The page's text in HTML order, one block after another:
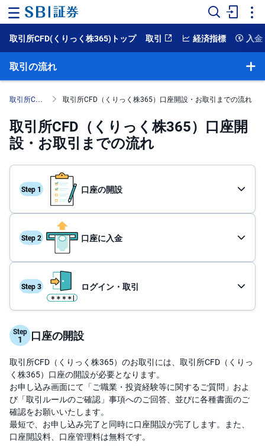
ー
ム
ー
ト
NISA
国
内
株
外
国
株
投
資
託
債
券
FX
お
ま
か
せ
投
資
PICK
UP
取引所CFD(くりっく株365)トップ 取引 経済指標 入金
取引の流れ
取引の流れ
操作ガイド
取引所CFD（くりっく株365） 取引所CFD（くりっく株365）口座開設・お取引までの流れ
取引所CFD（くりっく株365）口座開
設・お取引までの流れ
口座の開設
口座に入金
ログイン・取引
Step 口座の開設
取引所CFD（くりっく株365）のお取引には、取引所CFD（くりっ
く株365）口座の開設が必要となります。
お申し込み画面にて「ご職業・投資経験等に関するご質問」およ
び「取引ルールのご確認」事項へのご回答、並びに各種書面のご
確認をお願いいたします。
最短で、お申し込み完了と同時に口座開設が完了します。また、
口座開設料、口座管理料は無料です。